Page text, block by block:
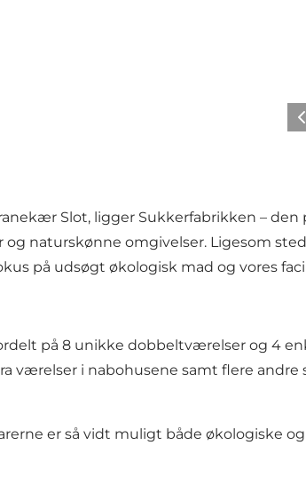
Slot, ligger Sukkerfabrikken –
og naturskønne omgivelser. Ligesom
på udsøgt økologisk mad og vores
på 8 unikke dobbeltværelser og 4
værelser i nabohusene samt flere
er så vidt muligt både økologiske